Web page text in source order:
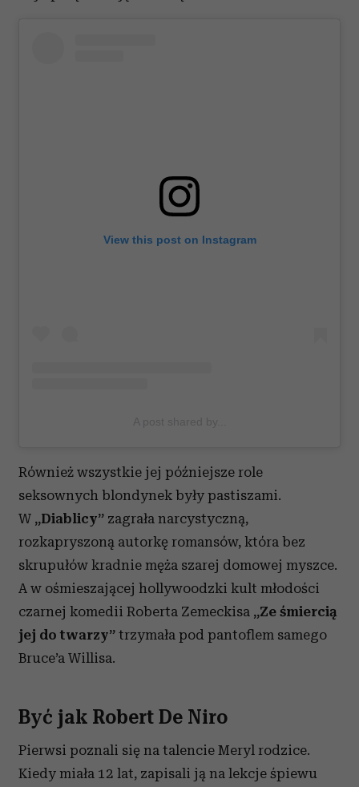
View this post on Instagram
Również wszystkie jej późniejsze role
seksownych blondynek były pastiszami.
W „Diablicy” zagrała narcystyczną,
rozkapryszoną autorkę romansów, która bez
skrupułów kradnie męża szarej domowej myszce.
A w ośmieszającej hollywoodzki kult młodości
czarnej komedii Roberta Zemeckisa „Ze śmiercią
jej do twarzy” trzymała pod pantoflem samego
Bruce’a Willisa.
Być jak Robert De Niro
Pierwsi poznali się na talencie Meryl rodzice.
Kiedy miała 12 lat, zapisali ją na lekcje śpiewu